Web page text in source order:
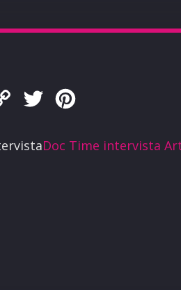
Copy
Twitter
Doc Time intervista